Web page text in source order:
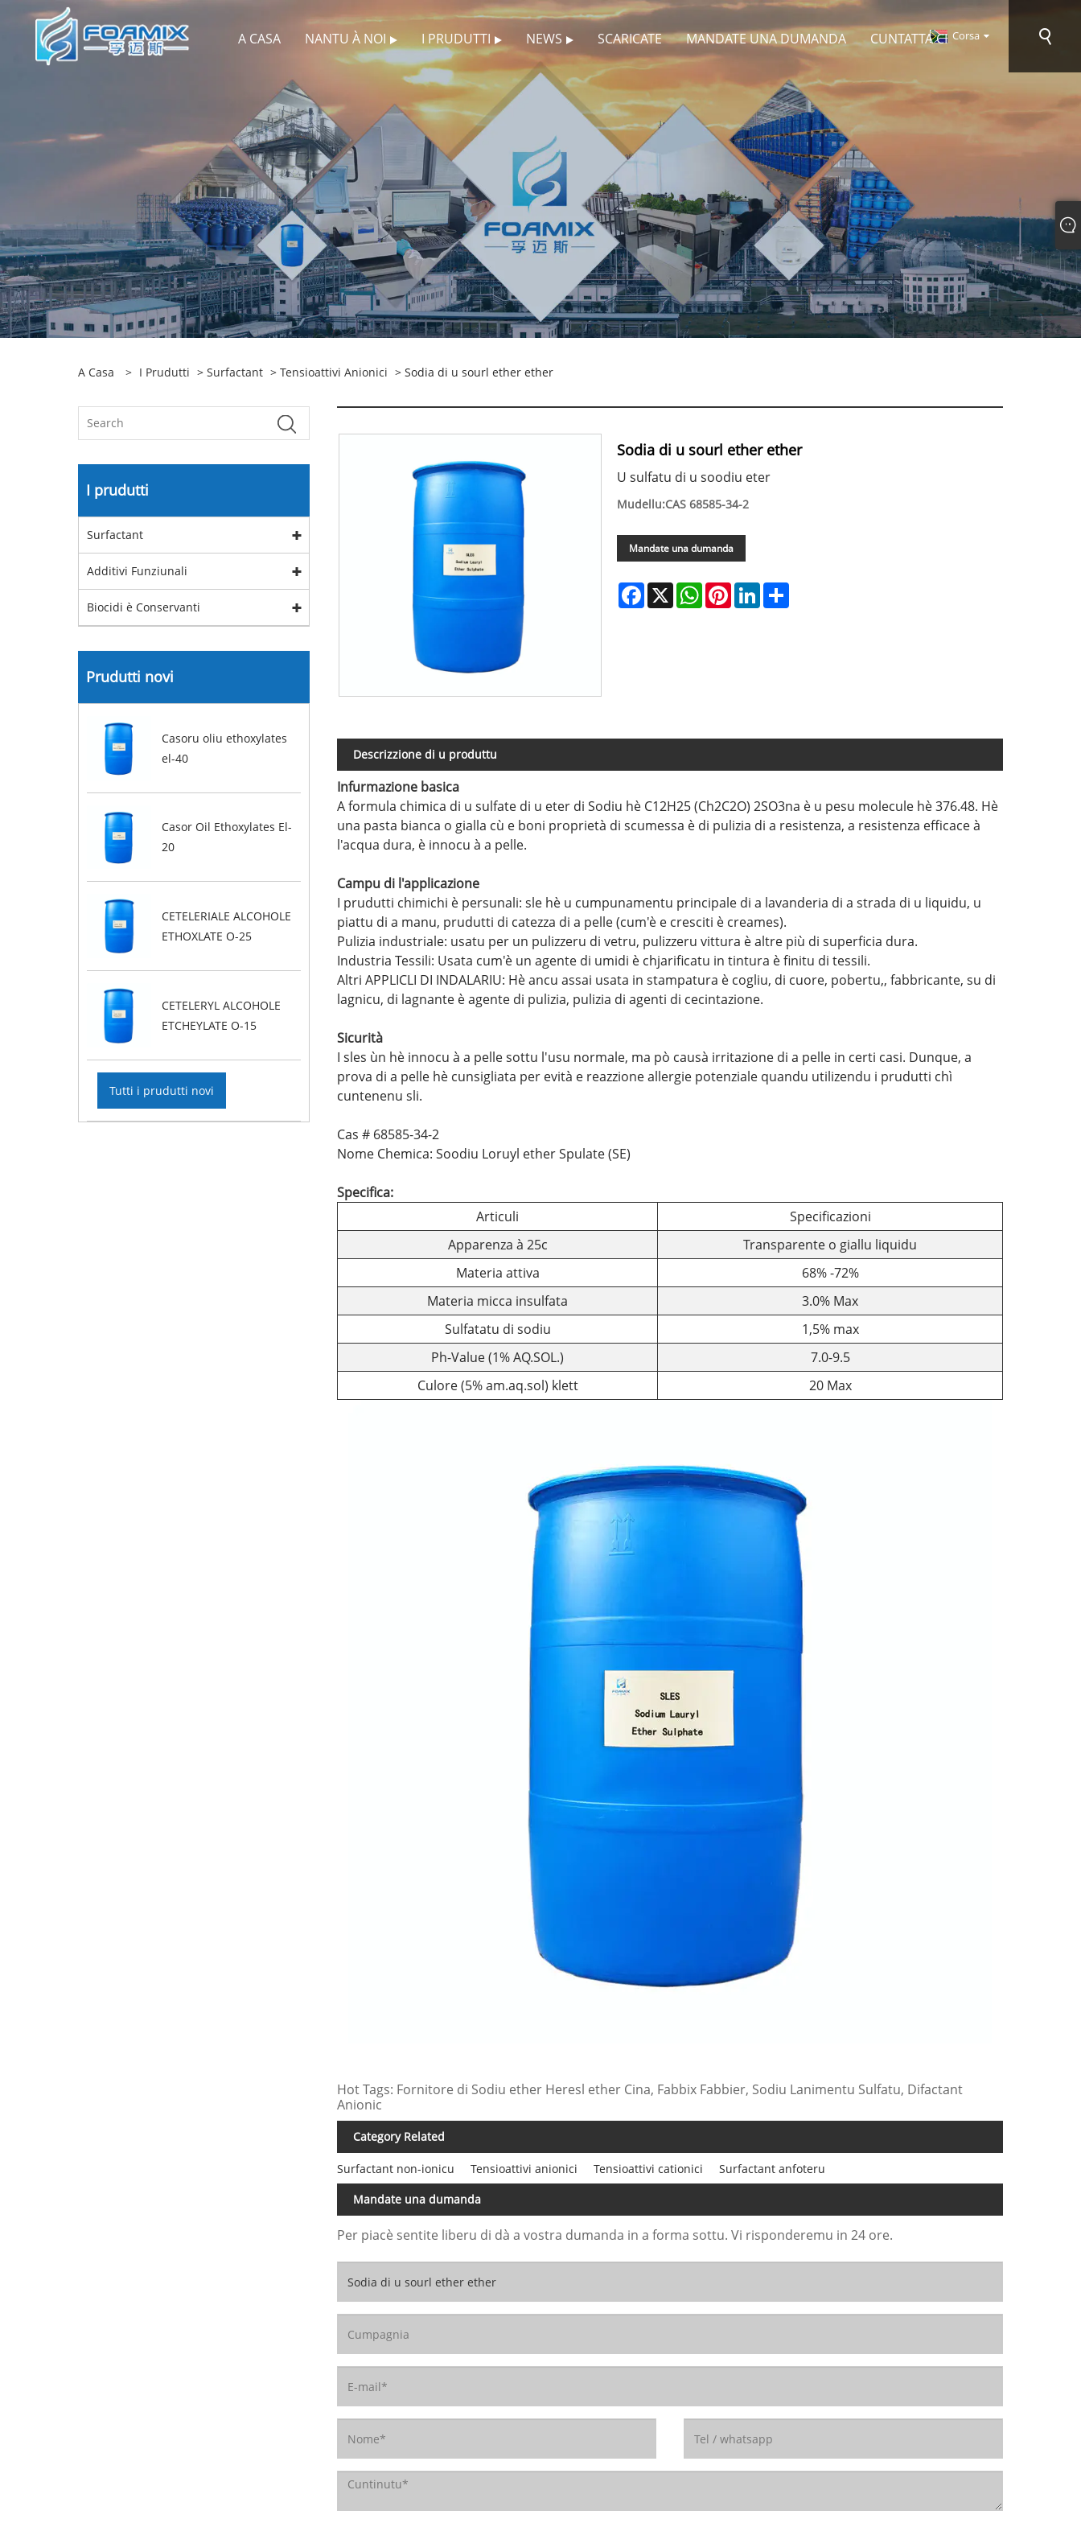
A CASA NANTU À NOI I PRUDUTTI NEWS SCARICATE MANDATE UNA DUMANDA CUNTATTA CI Corsa
A Casa > I Prudutti > Surfactant > Tensioattivi Anionici > Sodia di u sourl ether ether
I prudutti
Surfactant
Additivi Funziunali
Biocidi è Conservanti
Prudutti novi
Casoru oliu ethoxylates
el-40
Casor Oil Ethoxylates El-
20
CETELERIALE ALCOHOLE
ETHOXLATE O-25
CETELERYL ALCOHOLE
ETCHEYLATE O-15
Tutti i prudutti novi
Sodia di u sourl ether ether
U sulfatu di u soodiu eter
Mudellu:CAS 68585-34-2
Mandate una dumanda
Facebook
X WhatsAppPinterestLinkedInShare
Descrizzione di u produttu
Infurmazione basica
A formula chimica di u sulfate di u eter di Sodiu hè C12H25 (Ch2C2O) 2SO3na è u pesu molecule hè 376.48. Hè
una pasta bianca o gialla cù e boni proprietà di scumessa è di pulizia di a resistenza, a resistenza efficace à
l'acqua dura, è innocu à a pelle.
Campu di l'applicazione
I prudutti chimichi è persunali: sle hè u cumpunamentu principale di a lavanderia di a strada di u liquidu, u
piattu di a manu, prudutti di catezza di a pelle (cum'è e cresciti è creames).
Pulizia industriale: usatu per un pulizzeru di vetru, pulizzeru vittura è altre più di superficia dura.
Industria Tessili: Usata cum'è un agente di umidi è chjarificatu in tintura è finitu di tessili.
Altri APPLICLI DI INDALARIU: Hè ancu assai usata in stampatura è cogliu, di cuore, pobertu,, fabbricante, su di
lagnicu, di lagnante è agente di pulizia, pulizia di agenti di cecintazione.
Sicurità
I sles ùn hè innocu à a pelle sottu l'usu normale, ma pò causà irritazione di a pelle in certi casi. Dunque, a
prova di a pelle hè cunsigliata per evità e reazzione allergie potenziale quandu utilizendu i prudutti chì
cuntenenu sli.
Cas # 68585-34-2
Nome Chemica: Soodiu Loruyl ether Spulate (SE)
Specifica:
Articuli
Specificazioni
Apparenza à 25c
Transparente o giallu liquidu
Materia attiva
68% -72%
Materia micca insulfata
3.0% Max
Sulfatatu di sodiu
1,5% max
Ph-Value (1% AQ.SOL.)
7.0-9.5
Culore (5% am.aq.sol) klett
20 Max
Hot Tags: Fornitore di Sodiu ether Heresl ether Cina, Fabbix Fabbier, Sodiu Lanimentu Sulfatu, Difactant
Anionic
Category Related
Surfactant non-ionicu Tensioattivi anionici Tensioattivi cationici Surfactant anfoteru
Mandate una dumanda
Per piacè sentite liberu di dà a vostra dumanda in a forma sottu. Vi risponderemu in 24 ore.